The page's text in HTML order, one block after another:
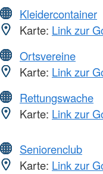
Kleidercontainer
Karte: Link zur
Ortsvereine
Karte: Link zur
Rettungswache
Karte: Link zur
Seniorenclub
Karte: Link zur